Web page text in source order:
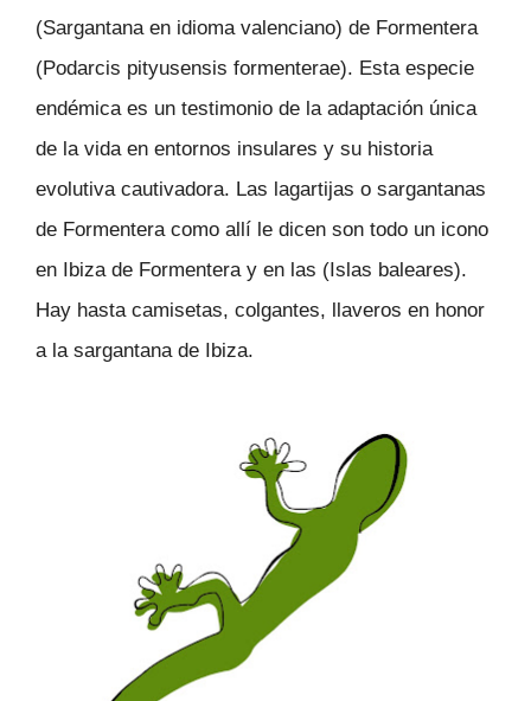
(Sargantana en idioma valenciano) de Formentera
(Podarcis pityusensis formenterae). Esta especie
endémica es un testimonio de la adaptación única
de la vida en entornos insulares y su historia
evolutiva cautivadora. Las lagartijas o sargantanas
de Formentera como allí le dicen son todo un icono
en Ibiza de Formentera y en las (Islas baleares).
Hay hasta camisetas, colgantes, llaveros en honor
a la sargantana de Ibiza.